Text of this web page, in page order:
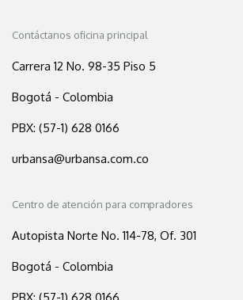
Contáctanos oficina principal
Carrera 12 No. 98-35 Piso 5
Bogotá - Colombia
PBX: (57-1) 628 0166
urbansa@urbansa.com.co
Centro de atención para compradores
Autopista Norte No. 114-78, Of. 301
Bogotá - Colombia